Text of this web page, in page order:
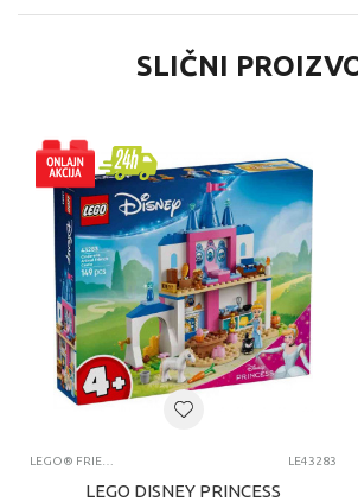
SLIČNI
LE43283
LEGO DISNEY PRINCESS